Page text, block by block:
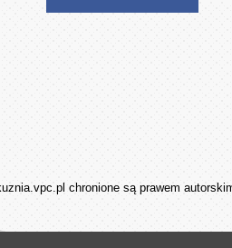
chronione są prawem